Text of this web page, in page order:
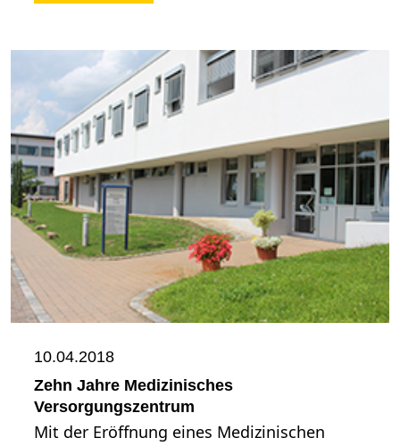
10.04.2018
Zehn Jahre Medizinisches
Versorgungszentrum
Mit der Eröffnung eines Medizinischen